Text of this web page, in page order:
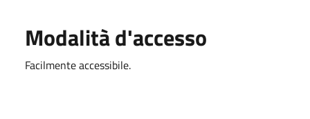
Modalità d'accesso
Facilmente accessibile.